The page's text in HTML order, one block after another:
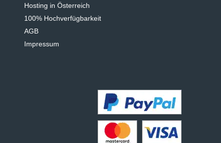
Hosting in Österreich
100% Hochverfügbarkeit
AGB
Impressum